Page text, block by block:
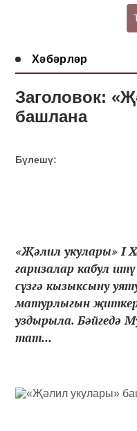
Хәбәрләр
Заголовок:
башлана
Бүлешү:
«Җәлил укулары» I
гаризалар кабул
сүзгә кызыксыну
матурлыгын
уздырыла. Бәйгедә
тат...